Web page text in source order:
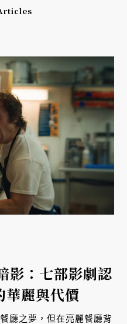
影：七部影劇認
麗與代價
廳之夢，但在亮麗餐廳背